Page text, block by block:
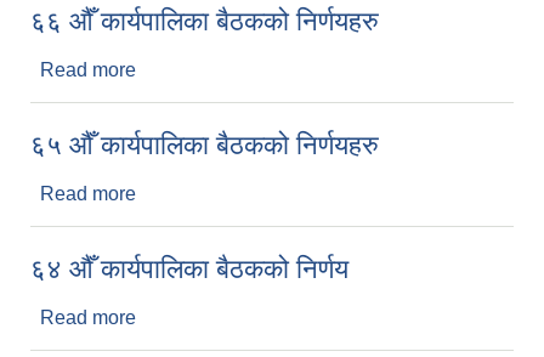
६६ औँ कार्यपालिका बैठकको निर्णयहरु
Read more
६५ औँ कार्यपालिका बैठकको निर्णयहरु
Read more
६४ औँ कार्यपालिका बैठकको निर्णय
Read more